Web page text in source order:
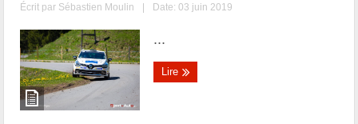
Écrit par Sébastien Moulin | Date: 03 juin 2019
...
Lire